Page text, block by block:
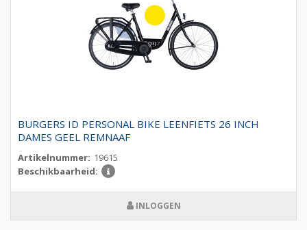
BURGERS ID PERSONAL BIKE LEENFIETS 26 INCH
DAMES GEEL REMNAAF
Artikelnummer: 19615
Beschikbaarheid:
INLOGGEN